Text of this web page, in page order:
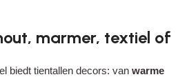
marmer, textiel of
biedt tientallen decors: van warme